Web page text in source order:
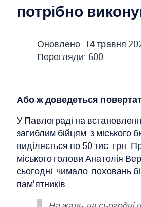
потрібно
Оновлено: 14 травня
Перегляди: 600
Або ж доведеться
У Павлограді на
загиблим бійцям з міського
виділяється по 50 тис. грн.
міського голови Анатолія
сьогодні чимало поховань
пам’ятників